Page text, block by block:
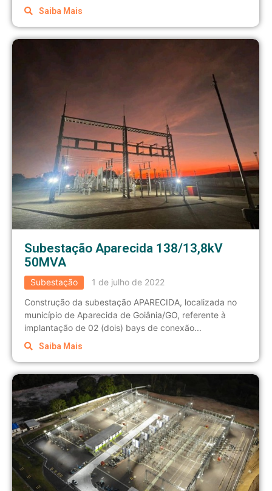
Saiba Mais
Subestação Aparecida 138/13,8kV
50MVA
Subestação
1 de julho de 2022
Construção da subestação APARECIDA, localizada no
município de Aparecida de Goiânia/GO, referente à
implantação de 02 (dois) bays de conexão...
Saiba Mais